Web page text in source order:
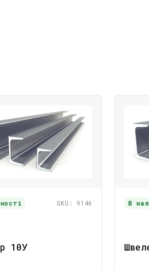
SKU: 9146
10У
В